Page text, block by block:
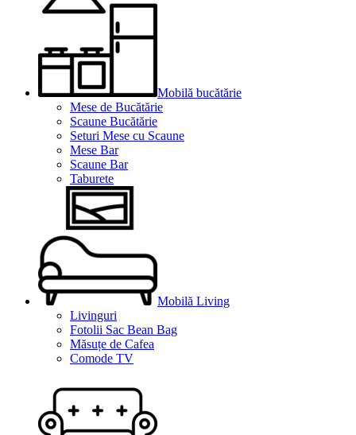
Mobilă bucătărie
Mese de Bucătărie
Scaune Bucătărie
Seturi Mese cu Scaune
Mese Bar
Scaune Bar
Taburete
Mobilă Living
Livinguri
Fotolii Sac Bean Bag
Măsuțe de Cafea
Comode TV